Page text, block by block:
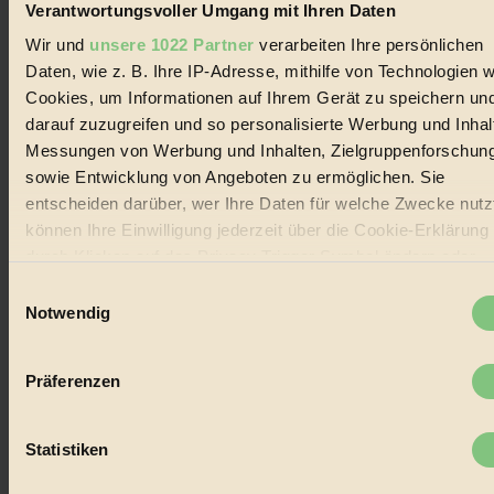
Verantwortungsvoller Umgang mit Ihren Daten
Wir und unsere 1022 Partner verarbeiten Ihre persönlichen
Daten, wie z. B. Ihre IP-Adresse, mithilfe von Technologien
Cookies, um Informationen auf Ihrem Gerät zu speichern
darauf zuzugreifen und so personalisierte Werbung und
Messungen von Werbung und Inhalten,
sowie Entwicklung von Angeboten zu ermöglichen. Sie
entscheiden darüber, wer Ihre Daten für welche Zwecke
können Ihre Einwilligung jederzeit über die Cookie-Erklärung
Informationen über Ihre geografische Lage erfassen,
welche bis auf einige Meter genau sein können
Merkmalen (Fingerprinting) identifizieren
Notwendig
Präferenzen
Statistiken
Handels mit Bioprodukten, des Fair-Trade sowie der Branche
alternativer Energien.
Social Media
22.601 Fans auf Facebook
3.415 Follower auf Twitter
Folge uns auf Instagram
Themen
#
Nachhaltigkeit
Vegan